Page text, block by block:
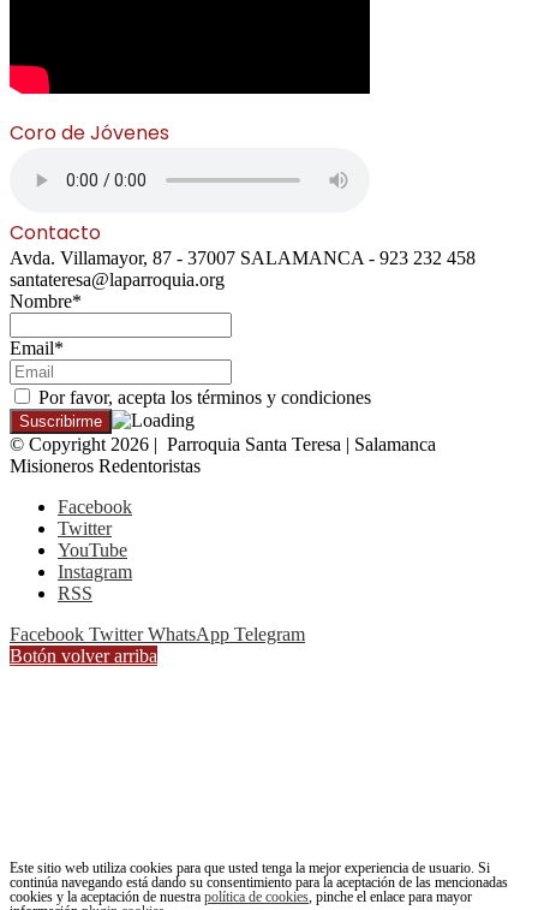
Coro de Jóvenes
Contacto
Avda. Villamayor, 87 - 37007 SALAMANCA - 923 232 458
santateresa@laparroquia.org
Nombre*
Email*
Por favor, acepta los términos y condiciones
© Copyright 2026 | Parroquia Santa Teresa | Salamanca
Misioneros Redentoristas
Facebook
Twitter
YouTube
Instagram
RSS
Facebook Twitter WhatsApp Telegram
Botón volver arriba
Este sitio web utiliza cookies para que usted tenga la mejor experiencia de usuario. Si
continúa navegando está dando su consentimiento para la aceptación de las mencionadas
cookies y la aceptación de nuestra política de cookies, pinche el enlace para mayor